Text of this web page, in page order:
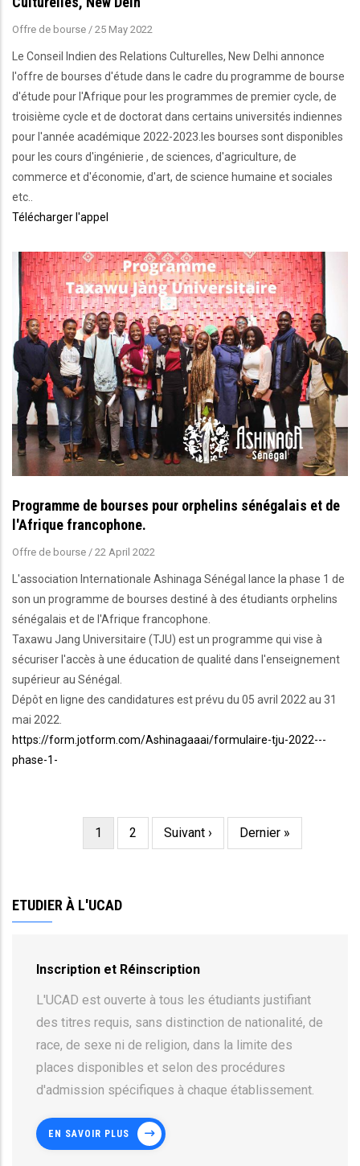
Offre de bourse / 25 May 2022
Le Conseil Indien des Relations Culturelles, New Delhi annonce
l'offre de bourses d'étude dans le cadre du programme de bourse
d'étude pour l'Afrique pour les programmes de premier cycle, de
troisième cycle et de doctorat dans certains universités indiennes
pour l'année académique 2022-2023.les bourses sont disponibles
pour les cours d'ingénierie , de sciences, d'agriculture, de
commerce et d'économie, d'art, de science humaine et sociales
etc..
Télécharger l'appel
Programme de bourses pour orphelins sénégalais et de
l'Afrique francophone.
Offre de bourse / 22 April 2022
L'association Internationale Ashinaga Sénégal lance la phase 1 de
son un programme de bourses destiné à des étudiants orphelins
sénégalais et de l'Afrique francophone.
Taxawu Jang Universitaire (TJU) est un programme qui vise à
sécuriser l'accès à une éducation de qualité dans l'enseignement
supérieur au Sénégal.
Dépôt en ligne des candidatures est prévu du 05 avril 2022 au 31
mai 2022.
https://form.jotform.com/Ashinagaaai/formulaire-tju-2022---
phase-1-
Page
1 Page
2
Page
Suivant ›
Dernière
Dernier »
ETUDIER À L'UCAD
Inscription et Réinscription
L'UCAD est ouverte à tous les étudiants justifiant
des titres requis, sans distinction de nationalité, de
race, de sexe ni de religion, dans la limite des
places disponibles et selon des procédures
d'admission spécifiques à chaque établissement.
EN SAVOIR PLUS